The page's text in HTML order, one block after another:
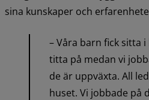
sina kunskaper och
– Våra barn fick sitta
titta på medan vi
de är uppväxta. All
huset. Vi jobbade på